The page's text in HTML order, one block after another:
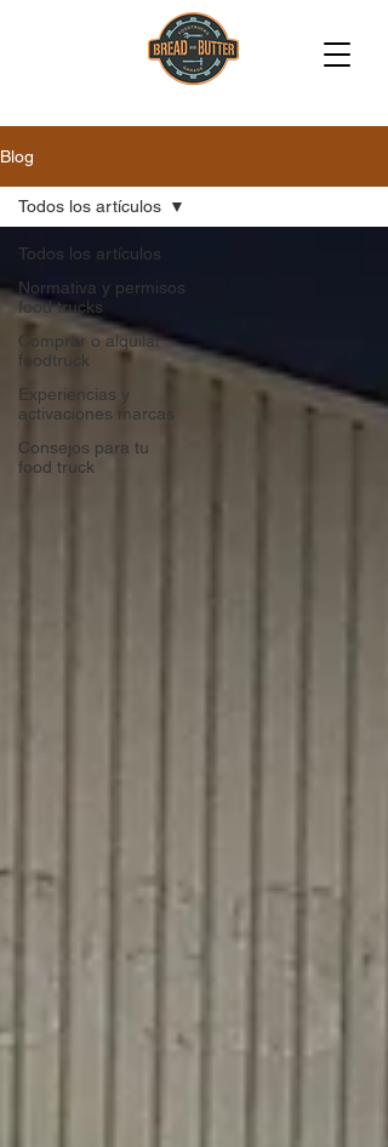
Blog
Todos los artículos
Normativa y permisos
food trucks
Comprar o alquilar
foodtruck
Experiencias y
activaciones marcas
Consejos para tu
food truck
Todos los artículos